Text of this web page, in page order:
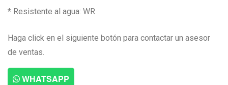
* Resistente al agua: WR
Haga click en el siguiente botón para contactar un asesor
de ventas.
WHATSAPP